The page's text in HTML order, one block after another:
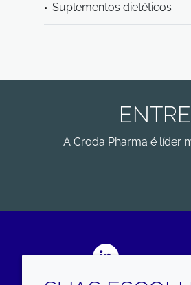
Suplementos dietéticos
A Croda Pharma é líder